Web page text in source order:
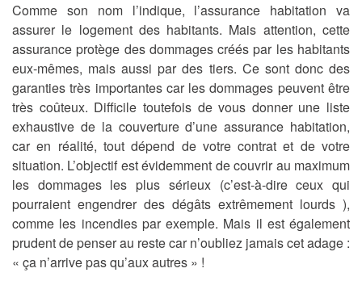
Comme son nom l’indique, l’assurance habitation va
assurer le logement des habitants. Mais attention, cette
assurance protège des dommages créés par les habitants
eux-mêmes, mais aussi par des tiers. Ce sont donc des
garanties très importantes car les dommages peuvent être
très coûteux. Difficile toutefois de vous donner une liste
exhaustive de la couverture d’une assurance habitation,
car en réalité, tout dépend de votre contrat et de votre
situation. L’objectif est évidemment de couvrir au maximum
les dommages les plus sérieux (c’est-à-dire ceux qui
pourraient engendrer des dégâts extrêmement lourds ),
comme les incendies par exemple. Mais il est également
prudent de penser au reste car n’oubliez jamais cet adage :
« ça n’arrive pas qu’aux autres » !